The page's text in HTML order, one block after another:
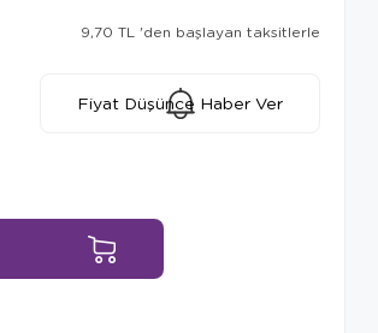
9,70 TL 'den başlayan taksitlerle
Fiyat Düşünce Haber Ver